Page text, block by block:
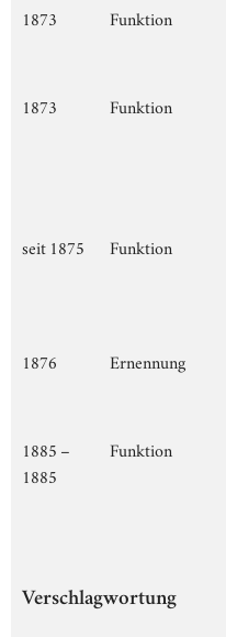
1873 Funktion
1873 Funktion
seit 1875 Funktion
1876 Ernennung
1885 –
1885
Funktion
Verschlagwortung